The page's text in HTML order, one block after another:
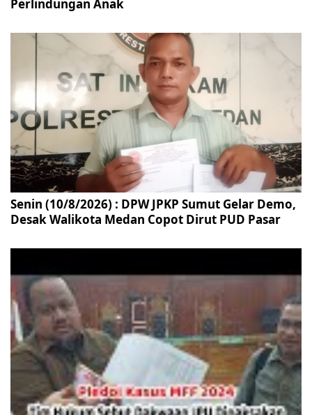
Perlindungan Anak
Senin (10/8/2026) : DPW JPKP Sumut Gelar Demo,
Desak Walikota Medan Copot Dirut PUD Pasar